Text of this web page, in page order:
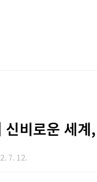
비로운 세계
7. 12.